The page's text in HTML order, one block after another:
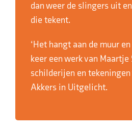
dan weer de slingers uit
die tekent.
‘Het hangt aan de muur
keer een werk van
schilderijen en tekeningen
Akkers in Uitgelicht.